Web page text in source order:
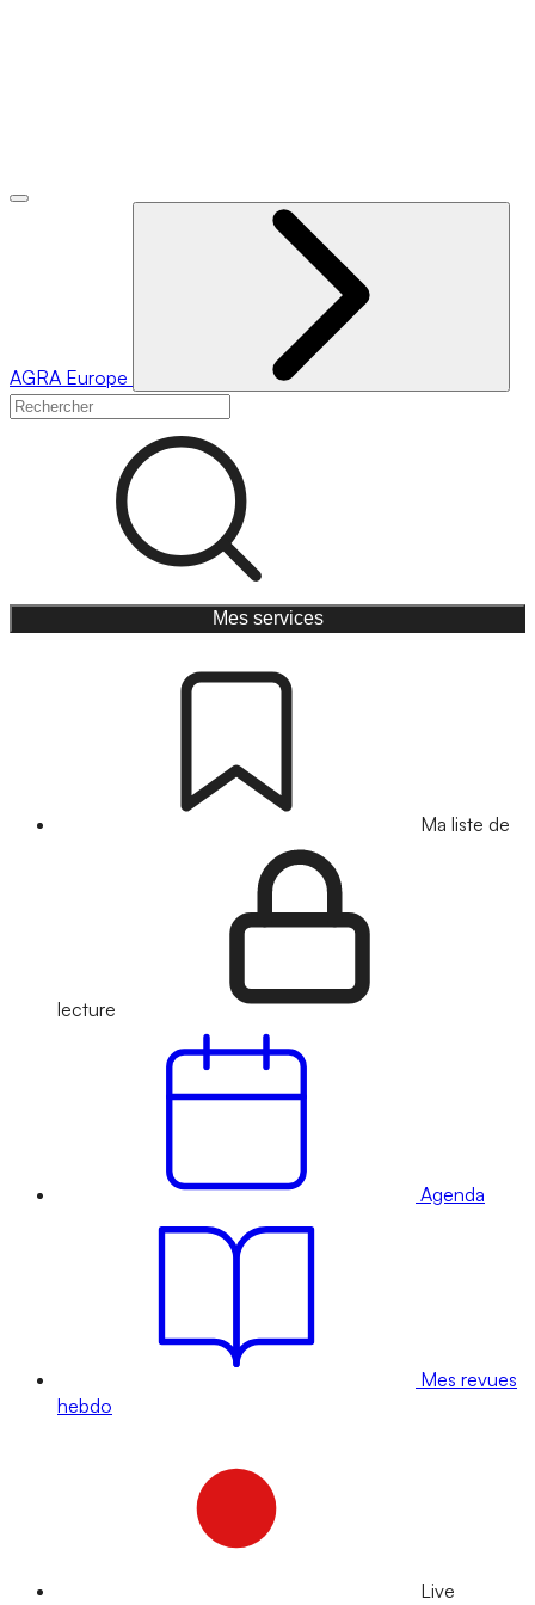
AGRA Europe
Mes services
Ma liste de
lecture
Agenda
Mes revues
hebdo
Live